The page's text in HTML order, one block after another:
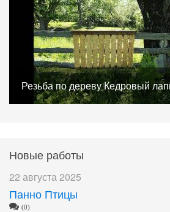
Резьба по дереву Кедровый
Новые работы
22 августа 2025
Панно Птицы
(0)